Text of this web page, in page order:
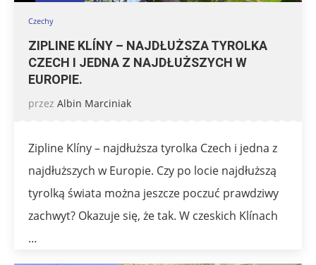
Czechy
ZIPLINE KLÍNY – NAJDŁUŻSZA TYROLKA
CZECH I JEDNA Z NAJDŁUŻSZYCH W
EUROPIE.
przez Albin Marciniak
Zipline Klíny – najdłuższa tyrolka Czech i jedna z
najdłuższych w Europie. Czy po locie najdłuższą
tyrolką świata można jeszcze poczuć prawdziwy
zachwyt? Okazuje się, że tak. W czeskich Klínach
…